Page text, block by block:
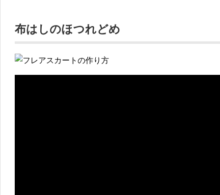
布はしのほつれどめ